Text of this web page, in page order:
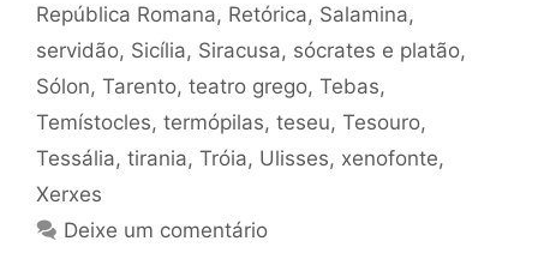
República Romana, Retórica, Salamina,
servidão, Sicília, Siracusa, sócrates e platão,
Sólon, Tarento, teatro grego, Tebas,
Temístocles, termópilas, teseu, Tesouro,
Tessália, tirania, Tróia, Ulisses, xenofonte,
Xerxes
Deixe um comentário